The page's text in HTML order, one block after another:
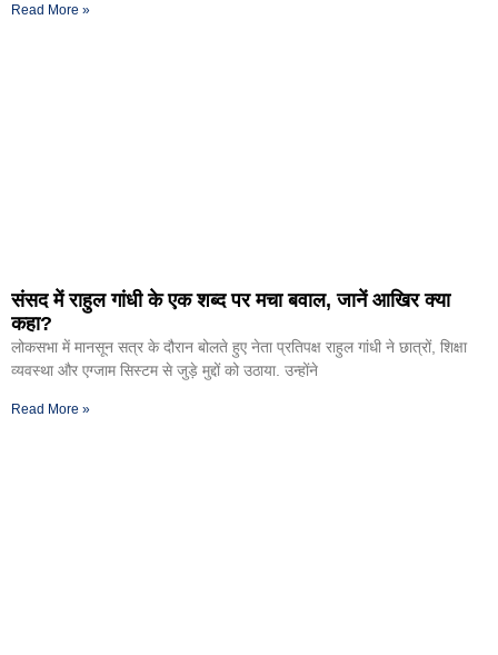
Read More »
संसद में राहुल गांधी के एक शब्द पर मचा बवाल, जानें आखिर क्या
कहा?
लोकसभा में मानसून सत्र के दौरान बोलते हुए नेता प्रतिपक्ष राहुल गांधी ने छात्रों, शिक्षा
व्यवस्था और एग्जाम सिस्टम से जुड़े मुद्दों को उठाया. उन्होंने
Read More »